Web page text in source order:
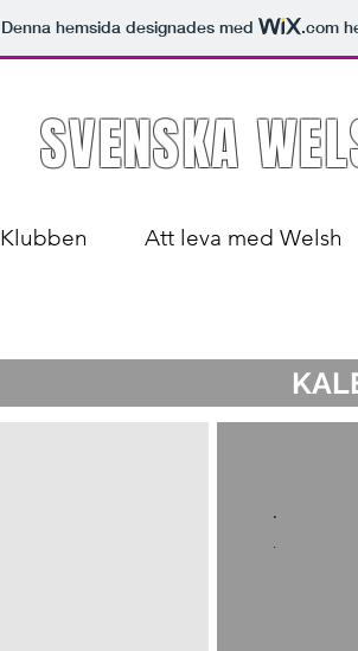
Denna hemsida designades med .com
SVENSKA
Klubben Att leva med Welsh
.
.